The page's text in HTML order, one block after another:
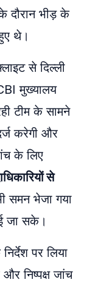
दौरान भीड़ के
थे।
से दिल्ली
मुख्यालय
टीम के सामने
करेगी और
के लिए
से
समन भेजा गया
जा सके।
पर लिया
निष्पक्ष जांच